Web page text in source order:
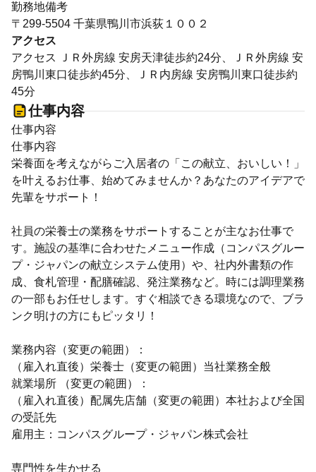
勤務地備考
〒299-5504 千葉県鴨川市浜荻１００２
アクセス
アクセス ＪＲ外房線 安房天津徒歩約24分、ＪＲ外房線 安
房鴨川東口徒歩約45分、ＪＲ内房線 安房鴨川東口徒歩約
45分
仕事内容
仕事内容
仕事内容
栄養面を考えながらご入居者の「この献立、おいしい！」
を叶えるお仕事、始めてみませんか？あなたのアイデアで
先輩をサポート！
社員の栄養士の業務をサポートすることが主なお仕事で
す。施設の基準に合わせたメニュー作成（コンパスグルー
プ・ジャパンの献立システム使用）や、社内外書類の作
成、食札管理・配膳確認、発注業務など。時には調理業務
の一部もお任せします。すぐ相談できる環境なので、ブラ
ンク明けの方にもピッタリ！
業務内容（変更の範囲）：
（雇入れ直後）栄養士（変更の範囲）当社業務全般
就業場所 （変更の範囲）：
（雇入れ直後）配属先店舗（変更の範囲）本社および全国
の受託先
雇用主：コンパスグループ・ジャパン株式会社
専門性を生かせる